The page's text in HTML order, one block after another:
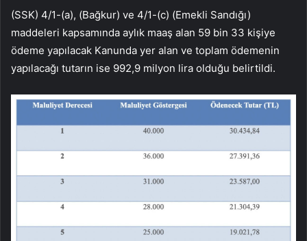
(SSK) 4/1-(a), (Bağkur) ve 4/1-(c) (Emekli Sandığı)
maddeleri kapsamında aylık maaş alan 59 bin 33 kişiye
ödeme yapılacak Kanunda yer alan ve toplam ödemenin
yapılacağı tutarın ise 992,9 milyon lira olduğu belirtildi.